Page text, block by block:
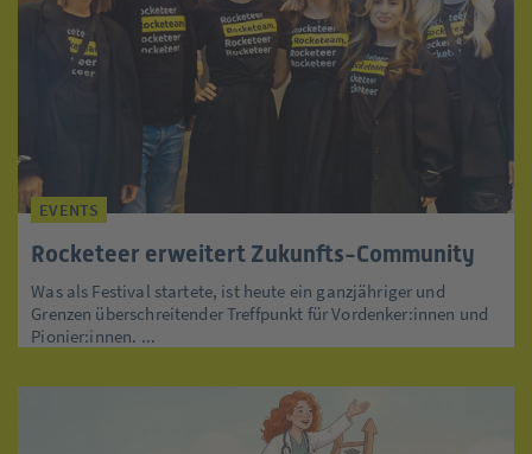
EVENTS
Rocketeer erweitert Zukunfts-Community
Was als Festival startete, ist heute ein ganzjähriger und
Grenzen überschreitender Treffpunkt für Vordenker:innen und
Pionier:innen. ...